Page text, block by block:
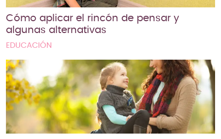
Cómo aplicar el rincón de pensar y
algunas alternativas
EDUCACIÓN